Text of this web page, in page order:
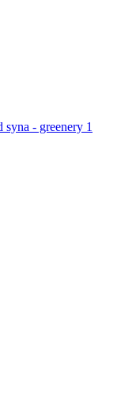
- greenery 1